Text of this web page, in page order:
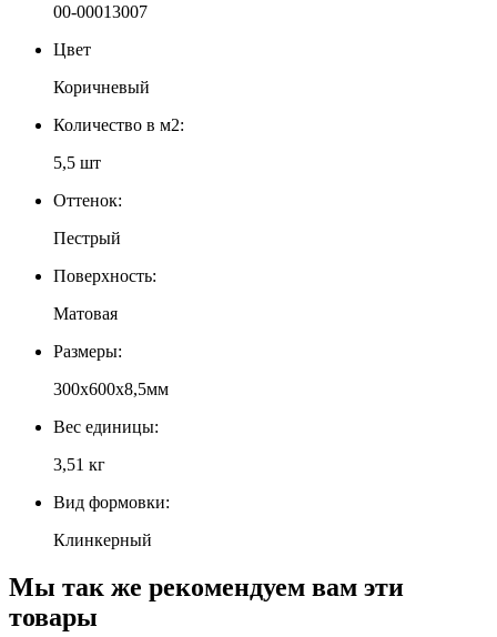
00-00013007
Цвет
Коричневый
Количество в м2:
5,5 шт
Оттенок:
Пестрый
Поверхность:
Матовая
Размеры:
300х600х8,5мм
Вес единицы:
3,51 кг
Вид формовки:
Клинкерный
Мы так же рекомендуем вам эти
товары